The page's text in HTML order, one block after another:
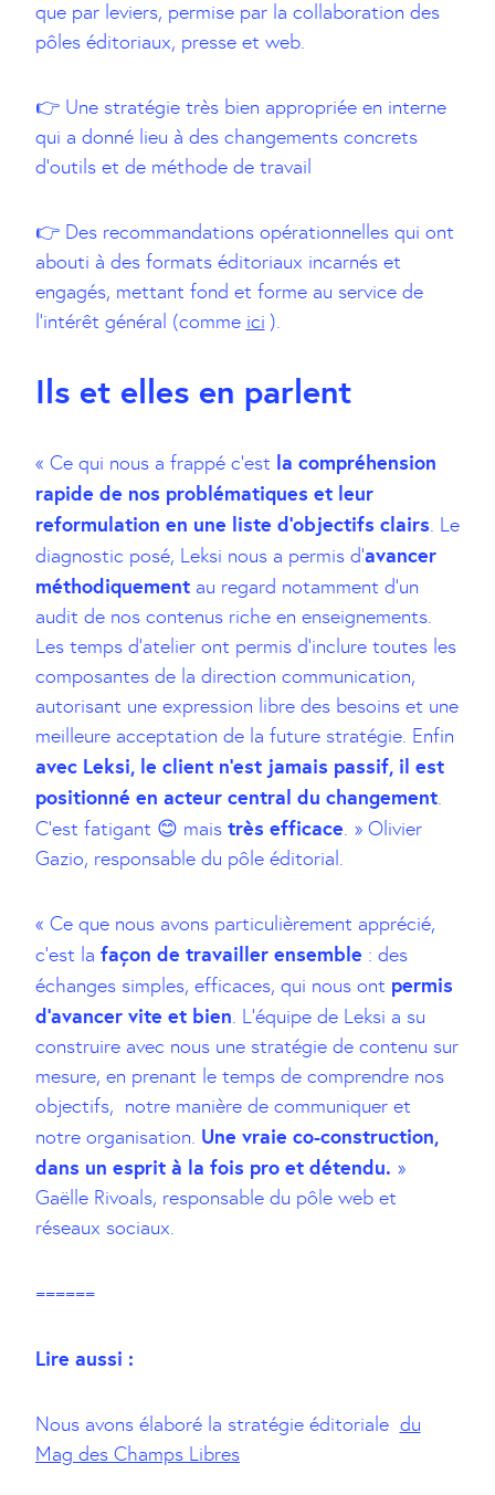
que par leviers, permise par la collaboration des
pôles éditoriaux, presse et web.
👉 Une stratégie très bien appropriée en interne
qui a donné lieu à des changements concrets
d’outils et de méthode de travail
👉 Des recommandations opérationnelles qui ont
abouti à des formats éditoriaux incarnés et
engagés, mettant fond et forme au service de
l’intérêt général (comme ici ).
Ils et elles en parlent
« Ce qui nous a frappé c’est la compréhension
rapide de nos problématiques et leur
reformulation en une liste d’objectifs clairs. Le
diagnostic posé, Leksi nous a permis d’avancer
méthodiquement au regard notamment d’un
audit de nos contenus riche en enseignements.
Les temps d’atelier ont permis d’inclure toutes les
composantes de la direction communication,
autorisant une expression libre des besoins et une
meilleure acceptation de la future stratégie. Enfin
avec Leksi, le client n’est jamais passif, il est
positionné en acteur central du changement.
C’est fatigant 😊 mais très efficace. » Olivier
Gazio, responsable du pôle éditorial.
« Ce que nous avons particulièrement apprécié,
c’est la façon de travailler ensemble : des
échanges simples, efficaces, qui nous ont permis
d’avancer vite et bien. L’équipe de Leksi a su
construire avec nous une stratégie de contenu sur
mesure, en prenant le temps de comprendre nos
objectifs, notre manière de communiquer et
notre organisation. Une vraie co-construction,
dans un esprit à la fois pro et détendu. »
Gaëlle Rivoals, responsable du pôle web et
réseaux sociaux.
======
Lire aussi :
Nous avons élaboré la stratégie éditoriale du
Mag des Champs Libres